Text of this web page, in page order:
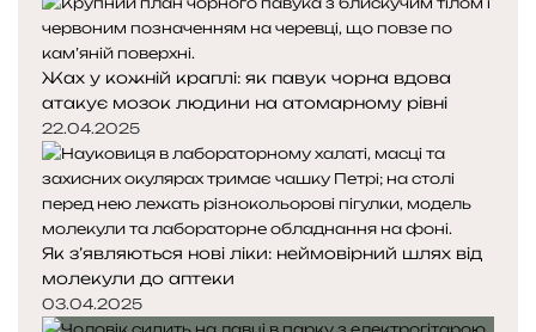
ї
Жах у кожній краплі: як павук чорна вдова
атакує мозок людини на атомарному рівні
22.04.2025
Як з’являються нові ліки: неймовірний шлях від
молекули до аптеки
03.04.2025